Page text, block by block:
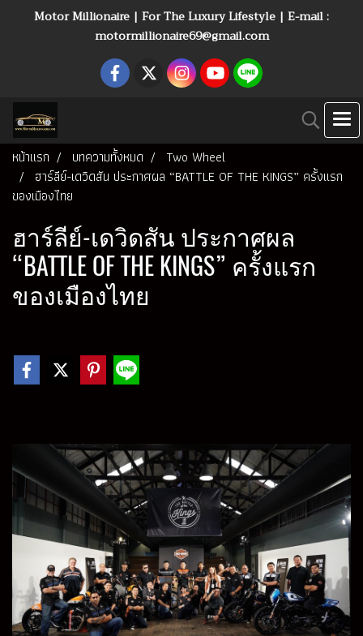
Motor Millionaire | For The Luxury Lifestyle | E-mail :
motormillionaire69@gmail.com
หน้าแรก บทความทั้งหมด
Two Wheel
ฮาร์ลีย์-เดวิดสัน ประกาศผล “BATTLE OF THE KINGS” ครั้งแรก
ของเมืองไทย
ฮาร์ลีย์-เดวิดสัน ประกาศผล
“BATTLE OF THE KINGS” ครั้งแรก
ของเมืองไทย